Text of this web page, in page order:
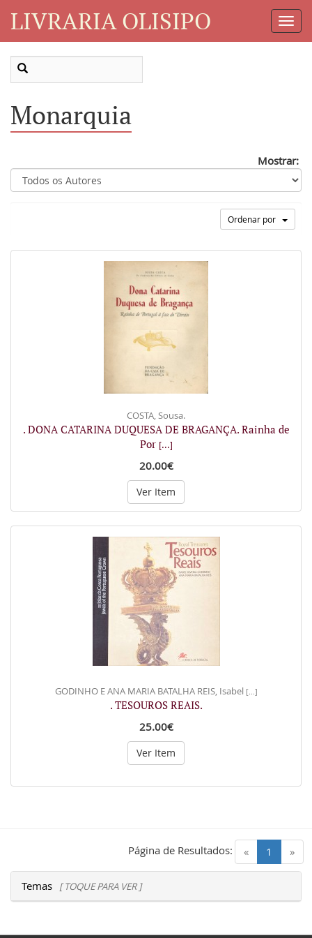
LIVRARIA OLISIPO
Monarquia
Mostrar:
Ordenar por
COSTA, Sousa.
. DONA CATARINA DUQUESA DE BRAGANÇA. Rainha de
Por [...]
20.00€
Ver Item
GODINHO E ANA MARIA BATALHA REIS, Isabel [...]
. TESOUROS REAIS.
25.00€
Ver Item
« 1 (current)
»
Página de Resultados:
Temas [ TOQUE PARA VER ]